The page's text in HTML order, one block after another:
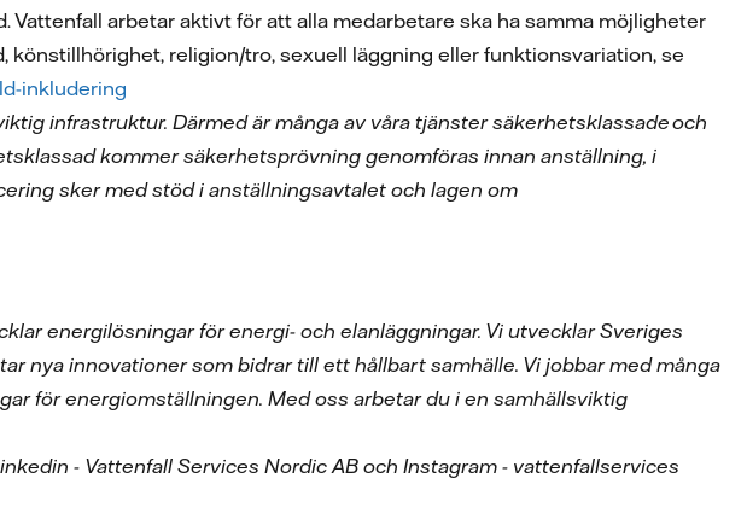
arbetar aktivt för att alla medarbetare ska ha samma möjligheter
religion/tro, sexuell läggning eller funktionsvariation, se
inkludering
infrastruktur. Därmed är många av våra tjänster säkerhetsklassadeoch
kommer säkerhetsprövning genomföras innan anställning, i
sker med stöd i anställningsavtalet och lagen om
energilösningar för energi- och elanläggningar. Vi utvecklar Sveriges
nya innovationer som bidrar till ett hållbart samhälle. Vi jobbar med många
för energiomställningen. Med oss arbetar du i en samhällsviktig
- Vattenfall Services Nordic AB och Instagram - vattenfallservices